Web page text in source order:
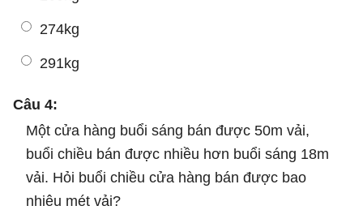
274kg
291kg
Câu 4:
Một cửa hàng buổi sáng bán được 50m vải,
buổi chiều bán được nhiều hơn buổi sáng 18m
vải. Hỏi buổi chiều cửa hàng bán được bao
nhiêu mét vải?